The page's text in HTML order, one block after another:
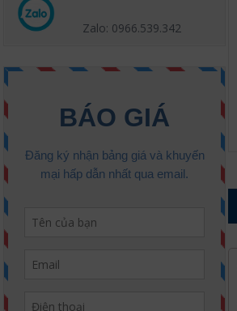
Zalo: 0966.539.342